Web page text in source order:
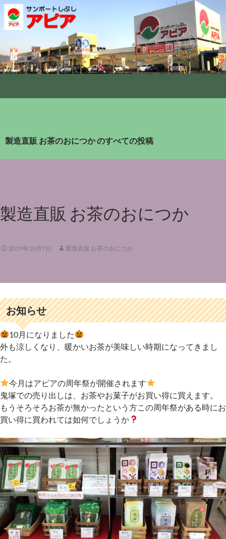
製造直販 お茶のおにつか のすべての投稿
製造直販 お茶のおにつか
2019年10月7日 製造直販 お茶のおにつか
お知らせ
10月になりました
外も涼しくなり、暖かいお茶が美味しい時期になってきまし
た。
今月はアピアの周年祭が開催されます
鬼塚での売り出しは、お茶やお菓子がお買い得に買えます。
もうそろそろお茶が無かったという方この周年祭がある時にお
買い得に買われては如何でしょうか